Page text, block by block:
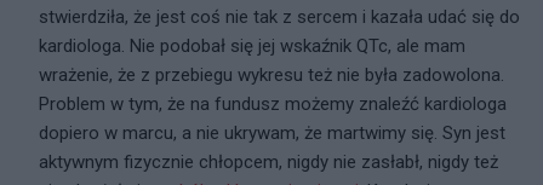
stwierdziła, że jest coś nie tak z sercem i kazała udać się do
kardiologa. Nie podobał się jej wskaźnik QTc, ale mam
wrażenie, że z przebiegu wykresu też nie była zadowolona.
Problem w tym, że na fundusz możemy znaleźć kardiologa
dopiero w marcu, a nie ukrywam, że martwimy się. Syn jest
aktywnym fizycznie chłopcem, nigdy nie zasłabł, nigdy też